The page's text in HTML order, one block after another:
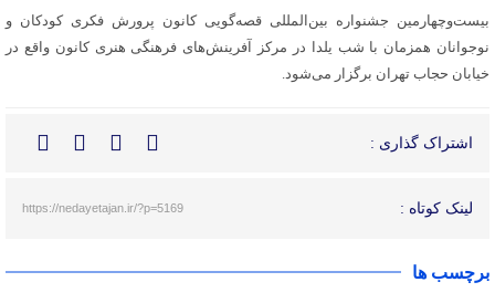
بیست‌وچهارمین جشنواره بین‌المللی قصه‌گویی کانون پرورش فکری کودکان و
نوجوانان همزمان با شب یلدا در مرکز آفرینش‌های فرهنگی هنری کانون واقع در
خیابان حجاب تهران برگزار می‌شود.
اشتراک گذاری :
لینک کوتاه : https://nedayetajan.ir/?p=5169
برچسب ها